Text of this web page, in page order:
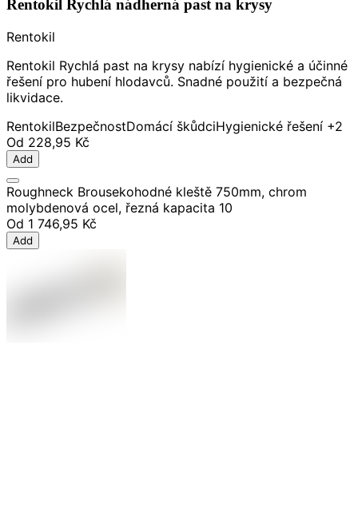
Rentokil Rychlá nádherná past na krysy
Rentokil
Rentokil Rychlá past na krysy nabízí hygienické a účinné
řešení pro hubení hlodavců. Snadné použití a bezpečná
likvidace.
RentokilBezpečnostDomácí škůdciHygienické řešení +2
Od 228,95 Kč
Add
Roughneck Brousekohodné kleště 750mm, chrom
molybdenová ocel, řezná kapacita 10
Od 1 746,95 Kč
Add